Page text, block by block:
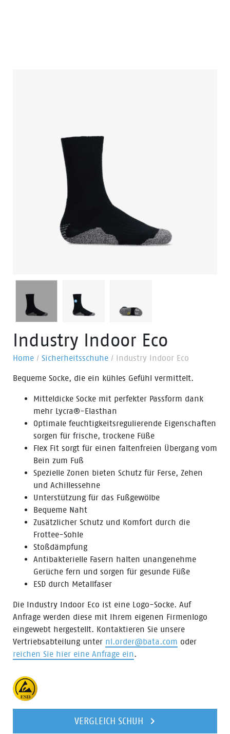
Industry Indoor Eco
Home / Sicherheitsschuhe / Industry Indoor Eco
Bequeme Socke, die ein kühles Gefühl vermittelt.
Mitteldicke Socke mit perfekter Passform dank
mehr Lycra®-Elasthan
Optimale feuchtigkeitsregulierende Eigenschaften
sorgen für frische, trockene Füße
Flex Fit sorgt für einen faltenfreien Übergang vom
Bein zum Fuß
Spezielle Zonen bieten Schutz für Ferse, Zehen
und Achillessehne
Unterstützung für das Fußgewölbe
Bequeme Naht
Zusätzlicher Schutz und Komfort durch die
Frottee-Sohle
Stoßdämpfung
Antibakterielle Fasern halten unangenehme
Gerüche fern und sorgen für gesunde Füße
ESD durch Metallfaser
Die Industry Indoor Eco ist eine Logo-Socke. Auf
Anfrage werden diese mit Ihrem eigenen Firmenlogo
eingewebt hergestellt. Kontaktieren Sie unsere
Vertriebsabteilung unter nl.order@bata.com oder
reichen Sie hier eine Anfrage ein.
VERGLEICH SCHUH